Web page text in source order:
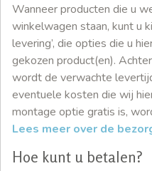
Wanneer producten die u
winkelwagen staan, kunt u
levering’, die opties die u
gekozen product(en).
wordt de verwachte
eventuele kosten die wij
montage optie gratis is,
Lees meer over de
Hoe kunt u betalen?